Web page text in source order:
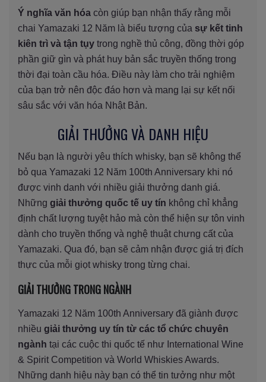
Ý nghĩa văn hóa còn giúp bạn nhận thấy rằng mỗi
chai Yamazaki 12 Năm là biểu tượng của sự kết tinh
kiên trì và tận tụy trong nghề thủ công, đồng thời góp
phần giữ gìn và phát huy bản sắc truyền thống trong
thời đại toàn cầu hóa. Điều này làm cho trải nghiệm
của bạn trở nên độc đáo hơn và mang lại sự kết nối
sâu sắc với văn hóa Nhật Bản.
GIẢI THƯỞNG VÀ DANH HIỆU
Nếu bạn là người yêu thích whisky, bạn sẽ không thể
bỏ qua Yamazaki 12 Năm 100th Anniversary khi nó
được vinh danh với nhiều giải thưởng danh giá.
Những giải thưởng quốc tế uy tín không chỉ khẳng
định chất lượng tuyệt hảo mà còn thể hiện sự tôn vinh
dành cho truyền thống và nghệ thuật chưng cất của
Yamazaki. Qua đó, bạn sẽ cảm nhận được giá trị đích
thực của mỗi giọt whisky trong từng chai.
GIẢI THƯỞNG TRONG NGÀNH
Yamazaki 12 Năm 100th Anniversary đã giành được
nhiều giải thưởng uy tín từ các tổ chức chuyên
ngành tại các cuộc thi quốc tế như International Wine
& Spirit Competition và World Whiskies Awards.
Những danh hiệu này bạn có thể tin tưởng như một